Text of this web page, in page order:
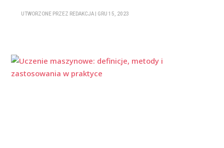
UTWORZONE PRZEZ REDAKCJA GRU 15, 2023